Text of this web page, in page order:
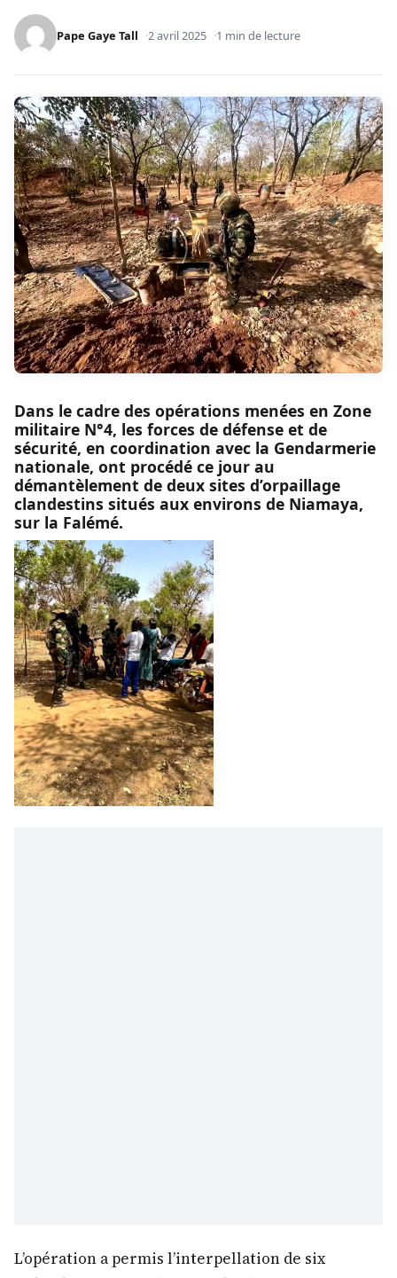
Pape Gaye Tall 2 avril 2025 1 min de lecture
Dans le cadre des opérations menées en Zone
militaire N°4, les forces de défense et de
sécurité, en coordination avec la Gendarmerie
nationale, ont procédé ce jour au
démantèlement de deux sites d’orpaillage
clandestins situés aux environs de Niamaya,
sur la Falémé.
L’opération a permis l’interpellation de six